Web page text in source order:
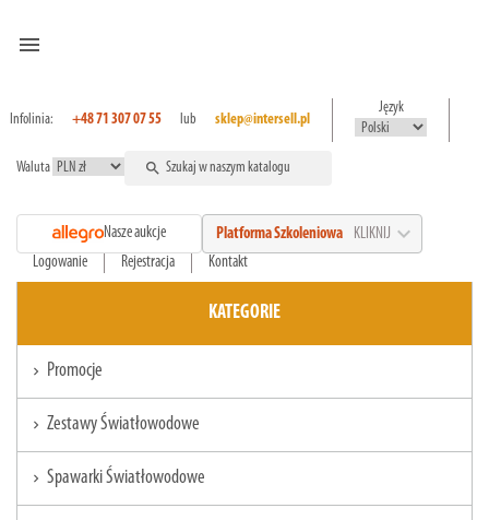
menu
Infolinia: +48 71 307 07 55 lub sklep@intersell.pl
Język
Waluta search
Nasze aukcje Platforma Szkoleniowa KLIKNIJ expand_more
Logowanie Rejestracja Kontakt
KATEGORIE
chevron_right Promocje
chevron_right Zestawy Światłowodowe
chevron_right Spawarki Światłowodowe